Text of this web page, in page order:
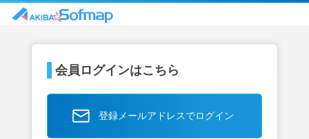
会員ログインはこちら
登録メールアドレスでログイン